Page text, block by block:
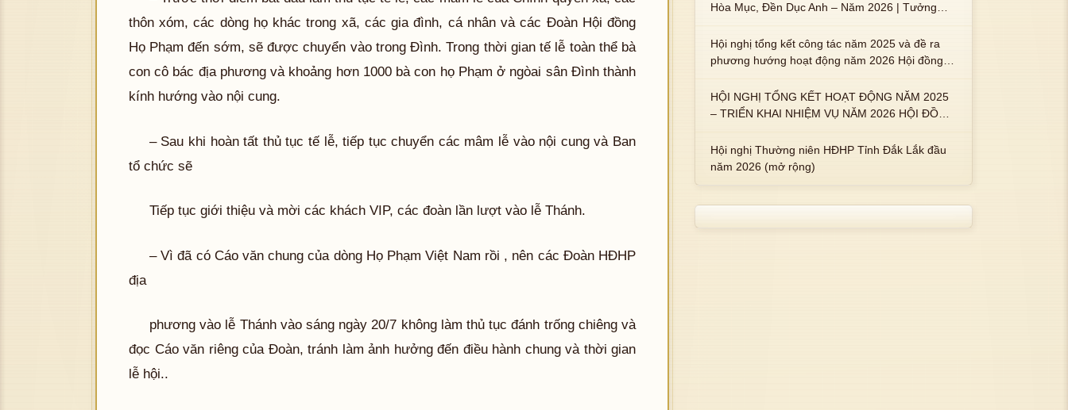
thôn xóm, các dòng họ khác trong xã, các gia đình, cá nhân và các Đoàn Hội đồng
Họ Phạm đến sớm, sẽ được chuyển vào trong Đình. Trong thời gian tế lễ toàn thể bà
con cô bác địa phương và khoảng hơn 1000 bà con họ Phạm ở ngòai sân Đình thành
kính hướng vào nội cung.
– Sau khi hoàn tất thủ tục tế lễ, tiếp tục chuyển các mâm lễ vào nội cung và Ban
tổ chức sẽ
Tiếp tục giới thiệu và mời các khách VIP, các đoàn lần lượt vào lễ Thánh.
– Vì đã có Cáo văn chung của dòng Họ Phạm Việt Nam rồi , nên các Đoàn HĐHP
địa
phương vào lễ Thánh vào sáng ngày 20/7 không làm thủ tục đánh trống chiêng và
đọc Cáo văn riêng của Đoàn, tránh làm ảnh hưởng đến điều hành chung và thời gian
lễ hội..
Hòa Mục, Đền Dục Anh – Năm 2026 | Tưởng
Phạm Thị Uyển và 2 em trai : ngài Phạm Huy,
Phạm Miện
Hội nghị tổng kết công tác năm 2025 và đề ra
phương hướng hoạt động năm 2026 Hội đồng
HỘI NGHỊ TỔNG KẾT HOẠT ĐỘNG NĂM 2025
– TRIỂN KHAI NHIỆM VỤ NĂM 2026 HỘI ĐỒNG
Hội nghị Thường niên HĐHP Tỉnh Đắk Lắk đầu
năm 2026 (mở rộng)